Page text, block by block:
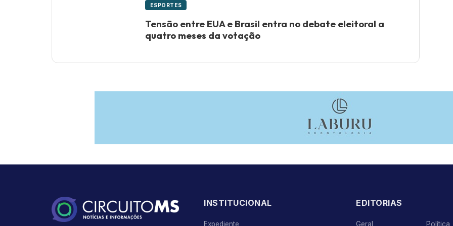
ESPORTES
Tensão entre EUA e Brasil entra no debate eleitoral a
quatro meses da votação
INSTITUCIONAL
Expediente
EDITORIAS
Geral Política